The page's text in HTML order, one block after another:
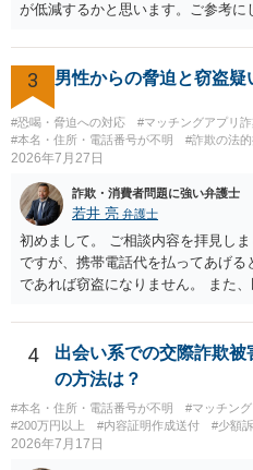
が低減するかと思います。ご参考に
3 男性からの脅迫と窃盗
#恐喝・脅迫への対応 #マッチングアプリ詐
#本名・住所・電話番号が不明
#詐欺の法
2026年7月27日
詐欺・消費者問題に強い弁護士
若井 亮 弁護士
初めまして。 ご相談内容を拝見し
ですが、携帯電話代を払ってあげ
であれば窃盗になりません。 また
ず、可能であればブロックをする
ば、最寄りの警察署に相談をして
考になれば幸いです。
4
出会い系での交際詐欺
の方法は？
#本名・住所・電話番号が不明 #マッチン
#200万円以上
#内容証明作成送付 #少額
2026年7月17日